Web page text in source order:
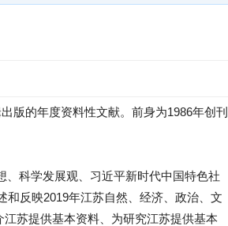
版的年度资料性文献。前身为1986年创刊
、科学发展观、习近平新时代中国特色社
反映2019年江苏自然、经济、政治、文
苏提供基本资料、为研究江苏提供基本